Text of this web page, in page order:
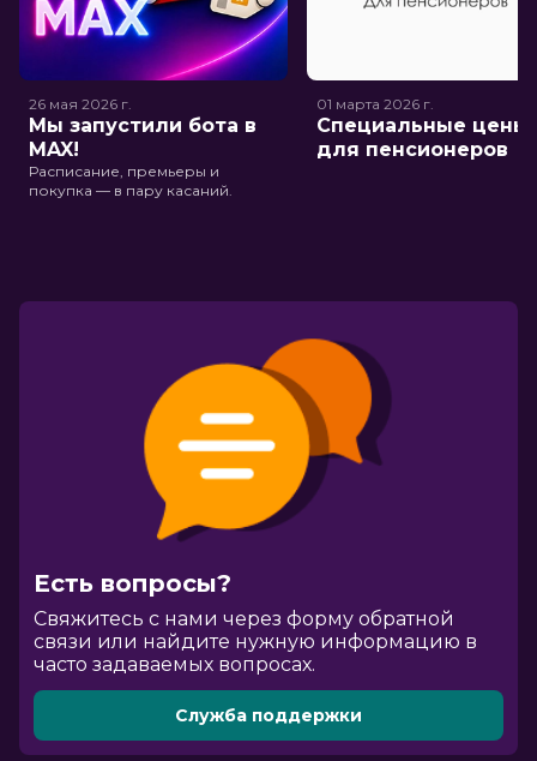
26 мая 2026 г.
Мы запустили бота в
MAX!
Расписание, премьеры и
покупка — в пару касаний.
01 марта 2026 г.
Специальные цены
для пенсионеров
Есть вопросы?
Cвяжитесь с нами через форму обратной
связи или найдите нужную информацию в
часто задаваемых вопросах.
Служба поддержки